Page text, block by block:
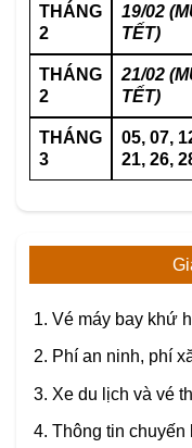
THÁNG
2
19/02
TẾT)
THÁNG
2
21/02
TẾT)
THÁNG
3
05, 07,
21, 26,
Vé máy bay khứ
Phí an ninh, phí
Xe du lịch và vé
Thông tin chuyến